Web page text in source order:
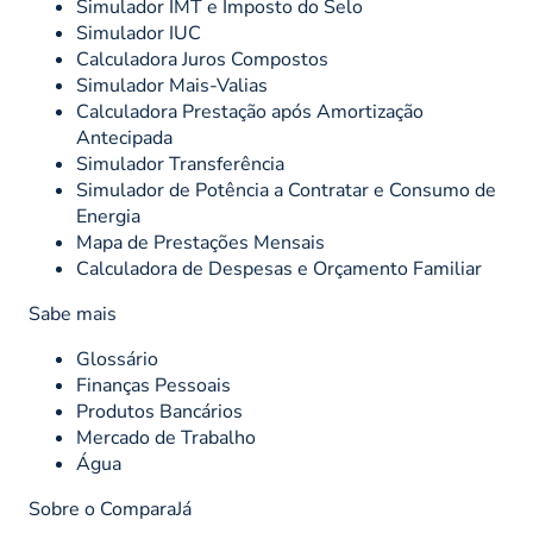
Simulador IMT e Imposto do Selo
Simulador IUC
Calculadora Juros Compostos
Simulador Mais-Valias
Calculadora Prestação após Amortização
Antecipada
Simulador Transferência
Simulador de Potência a Contratar e Consumo de
Energia
Mapa de Prestações Mensais
Calculadora de Despesas e Orçamento Familiar
Sabe mais
Glossário
Finanças Pessoais
Produtos Bancários
Mercado de Trabalho
Água
Sobre o ComparaJá